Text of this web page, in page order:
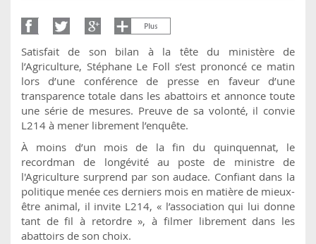
Satisfait de son bilan à la tête du ministère de
l’Agriculture, Stéphane Le Foll s’est prononcé ce matin
lors d’une conférence de presse en faveur d’une
transparence totale dans les abattoirs et annonce toute
une série de mesures. Preuve de sa volonté, il convie
L214 à mener librement l’enquête.
À moins d’un mois de la fin du quinquennat, le
recordman de longévité au poste de ministre de
l'Agriculture surprend par son audace. Confiant dans la
politique menée ces derniers mois en matière de mieux-
être animal, il invite L214, « l’association qui lui donne
tant de fil à retordre », à filmer librement dans les
abattoirs de son choix.